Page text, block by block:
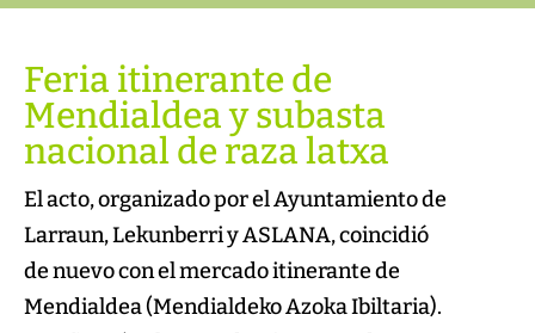
Feria itinerante de
Mendialdea y subasta
nacional de raza latxa
El acto, organizado por el Ayuntamiento de
Larraun, Lekunberri y ASLANA, coincidió
de nuevo con el mercado itinerante de
Mendialdea (Mendialdeko Azoka Ibiltaria).